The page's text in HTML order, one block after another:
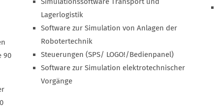
90
Lagerlogistik
Software zur Simulation von Anlagen der
Robotertechnik
Steuerungen (SPS/ LOGO!/Bedienpanel)
Software zur Simulation elektrotechnischer
Vorgänge